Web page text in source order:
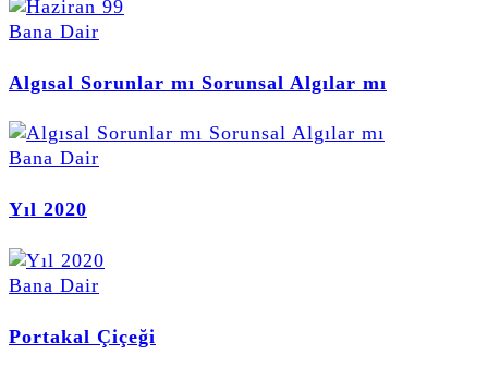
Bana Dair
Algısal Sorunlar mı Sorunsal Algılar mı
Bana Dair
Yıl 2020
Bana Dair
Portakal Çiçeği